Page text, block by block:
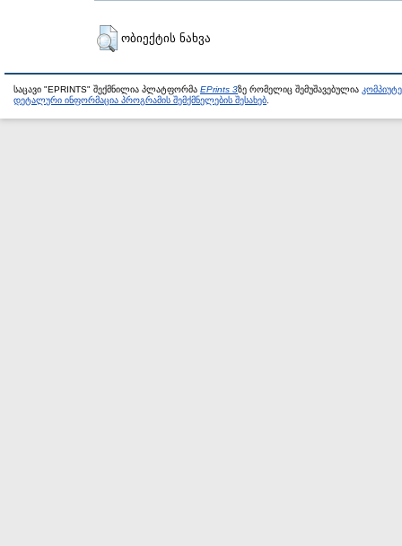
ობიექტის ნახვა
საცავი "EPRINTS" შექმნილია პლატფორმა EPrints 3ზე რომელიც შემუშავებულია
დეტალური ინფორმაცია პროგრამის შემქმნელების შესახებ